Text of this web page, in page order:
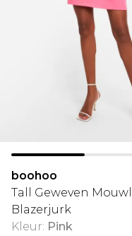
boohoo
Tall Geweven
Blazerjurk
Kleur: Pink